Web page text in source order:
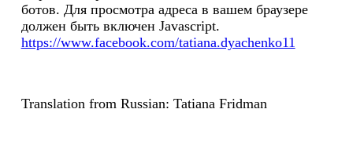
ботов. Для просмотра адреса в вашем браузере
должен быть включен Javascript.
https://www.facebook.com/tatiana.dyachenko11
Translation from Russian: Tatiana Fridman